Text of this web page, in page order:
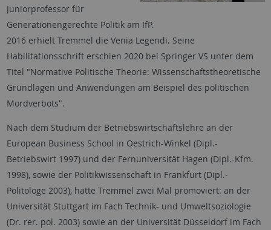
Juniorprofessor für
Generationengerechte Politik am IfP.
2016 erhielt Tremmel die Venia Legendi. Seine
Habilitationsschrift erschien 2020 bei Springer VS unter dem
Titel "Normative Politische Theorie: Wissenschaftstheoretische
Grundlagen und Anwendungen am Beispiel des politischen
Mordverbots".
Nach dem Studium der Betriebswirtschaftslehre an der
European Business School in Oestrich-Winkel (Dipl.-
Betriebswirt 1997) und der Fernuniversität Hagen (Dipl.-Kfm.
1998), sowie der Politikwissenschaft in Frankfurt (Dipl.-
Politologe 2003), hatte Tremmel zwei Mal promoviert: an der
Universität Stuttgart im Fach Technik- und Umweltsoziologie
(Dr. rer. pol. 2003) sowie an der Universität Düsseldorf im Fach